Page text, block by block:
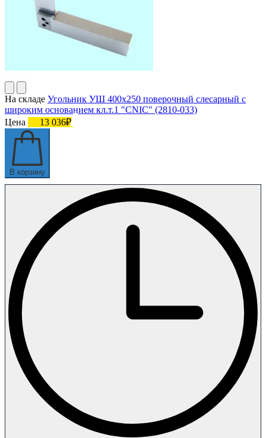
На складе Угольник УШ 400х250 поверочный слесарный с
широким основанием кл.т.1 "CNIC" (2810-033)
Цена
13 036₽
В корзину